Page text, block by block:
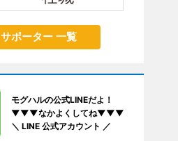
サポーター 一覧
モグハルの公式LINEだよ！
▼▼▼なかよくしてね▼▼▼
＼ LINE 公式アカウント ／